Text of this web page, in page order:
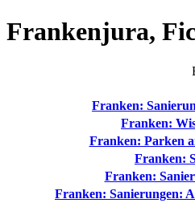
Frankenjura,
Franken:
Franken:
Franken: Parken
Franken:
Franken:
Franken: Sanierungen: